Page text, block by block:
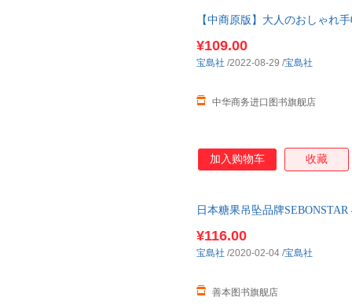
【中商原版】大人のおしゃれ
¥109.00
中华商务进口图书旗舰店
宝島社 /2022-08-29 /宝島社
加入购物车 收藏
日本糖果吊坠品牌
¥116.00
善本图书旗舰店
宝島社 /2020-02-04 /宝島社